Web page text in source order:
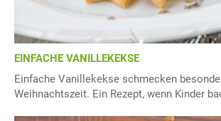
EINFACHE VANILLEKEKSE
Einfache Vanillekekse schmecken
Weihnachtszeit. Ein Rezept, wenn Kinder